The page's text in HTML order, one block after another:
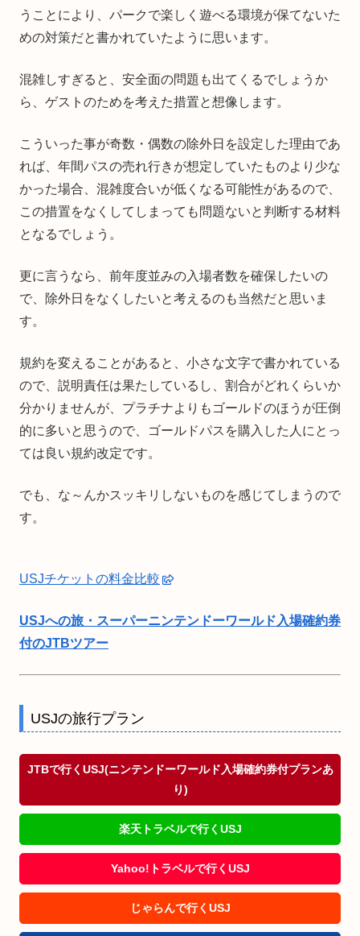
うことにより、パークで楽しく遊べる環境が保てないた
めの対策だと書かれていたように思います。
混雑しすぎると、安全面の問題も出てくるでしょうか
ら、ゲストのためを考えた措置と想像します。
こういった事が奇数・偶数の除外日を設定した理由であ
れば、年間パスの売れ行きが想定していたものより少な
かった場合、混雑度合いが低くなる可能性があるので、
この措置をなくしてしまっても問題ないと判断する材料
となるでしょう。
更に言うなら、前年度並みの入場者数を確保したいの
で、除外日をなくしたいと考えるのも当然だと思いま
す。
規約を変えることがあると、小さな文字で書かれている
ので、説明責任は果たしているし、割合がどれくらいか
分かりませんが、プラチナよりもゴールドのほうが圧倒
的に多いと思うので、ゴールドパスを購入した人にとっ
ては良い規約改定です。
でも、な～んかスッキリしないものを感じてしまうので
す。
USJチケットの料金比較
USJへの旅・スーパーニンテンドーワールド入場確約券
付のJTBツアー
USJの旅行プラン
JTBで行くUSJ(ニンテンドーワールド入場確約券付プランあ
り)
楽天トラベルで行くUSJ
Yahoo!トラベルで行くUSJ
じゃらんで行くUSJ